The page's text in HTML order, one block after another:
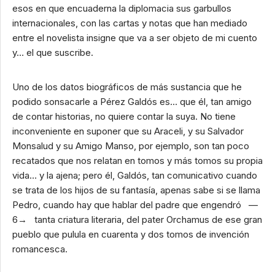
esos en que encuaderna la diplomacia sus garbullos
internacionales, con las cartas y notas que han mediado
entre el novelista insigne que va a ser objeto de mi cuento
y… el que suscribe.
Uno de los datos biográficos de más sustancia que he
podido sonsacarle a Pérez Galdós es… que él, tan amigo
de contar historias, no quiere contar la suya. No tiene
inconveniente en suponer que su Araceli, y su Salvador
Monsalud y su Amigo Manso, por ejemplo, son tan poco
recatados que nos relatan en tomos y más tomos su propia
vida… y la ajena; pero él, Galdós, tan comunicativo cuando
se trata de los hijos de su fantasía, apenas sabe si se llama
Pedro, cuando hay que hablar del padre que engendró —
6→ tanta criatura literaria, del pater Orchamus de ese gran
pueblo que pulula en cuarenta y dos tomos de invención
romancesca.